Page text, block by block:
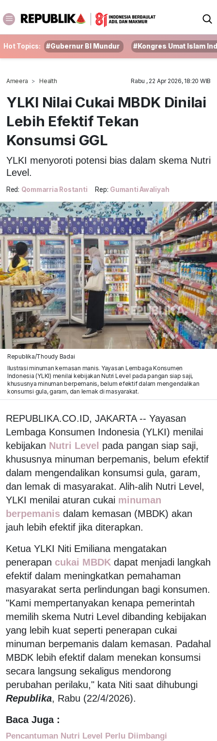
Hot Topics: #Gubernur BI Mundur #Kongres Umat Islam
Ameera Health Rabu , 22 Apr 2026, 18:20 WIB
YLKI Nilai Cukai MBDK Dinilai
Lebih Efektif Tekan
Konsumsi GGL
YLKI menyoroti potensi bias dalam skema Nutri
Level.
Red: Qommarria Rostanti Rep: Gumanti Awaliyah
Republika/Thoudy Badai
Ilustrasi minuman kemasan manis. Yayasan Lembaga Konsumen
Indonesia (YLKI) menilai kebijakan Nutri Level pada pangan siap saji,
khususnya minuman berpemanis, belum efektif dalam mengendalikan
konsumsi gula, garam, dan lemak di masyarakat.
REPUBLIKA.CO.ID, JAKARTA -- Yayasan
Lembaga Konsumen Indonesia (YLKI) menilai
kebijakan Nutri Level pada pangan siap saji,
khususnya minuman berpemanis, belum efektif
dalam mengendalikan konsumsi gula, garam,
dan lemak di masyarakat. Alih-alih Nutri Level,
YLKI menilai aturan cukai minuman
berpemanis dalam kemasan (MBDK) akan
jauh lebih efektif jika diterapkan.
Ketua YLKI Niti Emiliana mengatakan
penerapan cukai MBDK dapat menjadi langkah
efektif dalam meningkatkan pemahaman
masyarakat serta perlindungan bagi konsumen.
"Kami mempertanyakan kenapa pemerintah
memilih skema Nutri Level dibanding kebijakan
yang lebih kuat seperti penerapan cukai
minuman berpemanis dalam kemasan. Padahal
MBDK lebih efektif dalam menekan konsumsi
secara langsung sekaligus mendorong
perubahan perilaku," kata Niti saat dihubungi
Republika, Rabu (22/4/2026).
Baca Juga :
Pencantuman Nutri Level Perlu Diimbangi